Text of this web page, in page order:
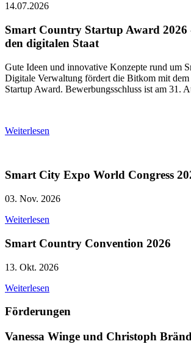
14.07.2026
Smart Country Startup Award 2026
den digitalen Staat
Gute Ideen und innovative Konzepte rund um
Digitale Verwaltung fördert die Bitkom mit
Startup Award. Bewerbungsschluss ist am 31.
Weiterlesen
Smart City Expo World Congress
03. Nov. 2026
Weiterlesen
Smart Country Convention 2026
13. Okt. 2026
Weiterlesen
Förderungen
Vanessa Winge und Christoph